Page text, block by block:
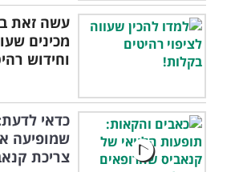
עשה זאת
מכינים
וחידוש
כדאי
שמופיעה
צריכת